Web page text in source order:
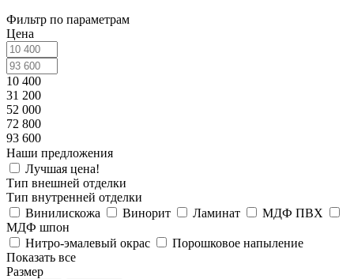
Фильтр по параметрам
Цена
10 400
31 200
52 000
72 800
93 600
Наши предложения
Лучшая цена!
Тип внешней отделки
Тип внутренней отделки
Винилискожа
Винорит Ламинат
МДФ ПВХ
МДФ шпон
Нитро-эмалевый окрас
Порошковое напыление
Показать все
Размер